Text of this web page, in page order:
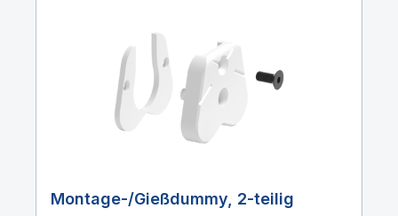
Montage-/Gießdummy, 2-teilig